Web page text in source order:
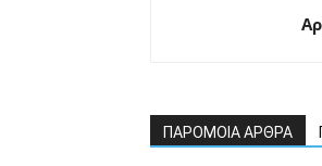
ΠΑΡΟΜΟΙΑ ΑΡΘΡΑ